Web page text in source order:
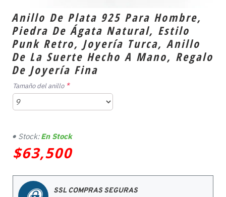
Anillo De Plata 925 Para Hombre,
Piedra De Ágata Natural, Estilo
Punk Retro, Joyería Turca, Anillo
De La Suerte Hecho A Mano, Regalo
De Joyería Fina
$63,500
Stock: En Stock
Tamaño del anillo
SSL COMPRAS SEGURAS